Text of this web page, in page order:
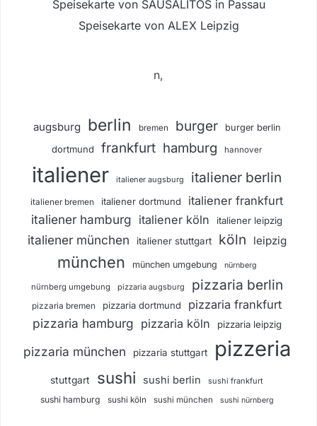
Speisekarte von SAUSALITOS in Passau
Speisekarte von ALEX Leipzig
n,
augsburg berlin bremen burger burger berlin
dortmund frankfurt hamburg hannover
italiener italiener augsburg italiener berlin
italiener bremen italiener dortmund italiener frankfurt
italiener hamburg italiener köln italiener leipzig
italiener münchen italiener stuttgart köln leipzig
münchen münchen umgebung nürnberg
nürnberg umgebung pizzaria augsburg pizzaria berlin
pizzaria bremen pizzaria dortmund pizzaria frankfurt
pizzaria hamburg pizzaria köln pizzaria leipzig
pizzaria münchen pizzaria stuttgart pizzeria
stuttgart sushi sushi berlin sushi frankfurt
sushi hamburg sushi köln sushi münchen sushi nürnberg